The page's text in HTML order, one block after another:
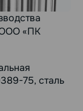
ООО «ПК
75, сталь